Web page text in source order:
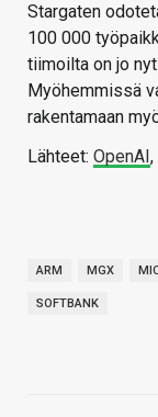
Stargaten
100 000
tiimoilta on jo
Myöhemmissä
rakentamaan
Lähteet: OpenAI ,
ARM MGX
SOFTBANK